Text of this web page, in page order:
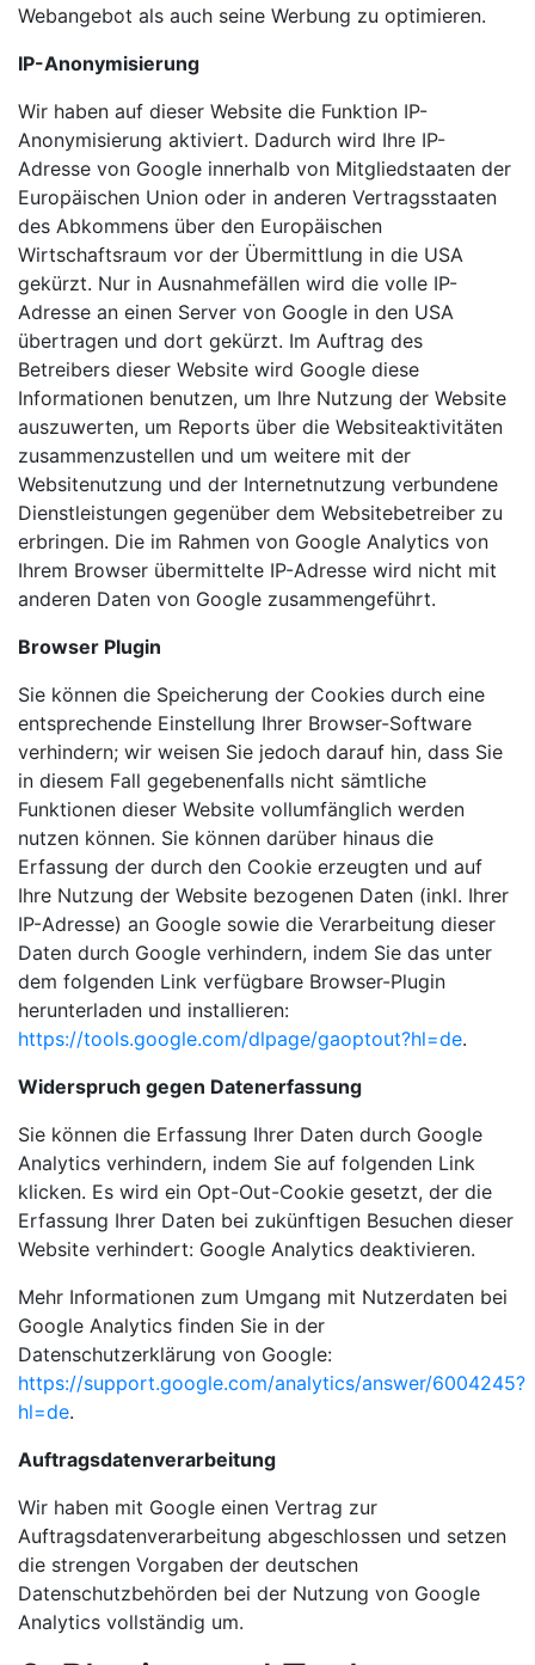
Webangebot als auch seine Werbung zu optimieren.
IP-Anonymisierung
Wir haben auf dieser Website die Funktion IP-
Anonymisierung aktiviert. Dadurch wird Ihre IP-
Adresse von Google innerhalb von Mitgliedstaaten der
Europäischen Union oder in anderen Vertragsstaaten
des Abkommens über den Europäischen
Wirtschaftsraum vor der Übermittlung in die USA
gekürzt. Nur in Ausnahmefällen wird die volle IP-
Adresse an einen Server von Google in den USA
übertragen und dort gekürzt. Im Auftrag des
Betreibers dieser Website wird Google diese
Informationen benutzen, um Ihre Nutzung der Website
auszuwerten, um Reports über die Websiteaktivitäten
zusammenzustellen und um weitere mit der
Websitenutzung und der Internetnutzung verbundene
Dienstleistungen gegenüber dem Websitebetreiber zu
erbringen. Die im Rahmen von Google Analytics von
Ihrem Browser übermittelte IP-Adresse wird nicht mit
anderen Daten von Google zusammengeführt.
Browser Plugin
Sie können die Speicherung der Cookies durch eine
entsprechende Einstellung Ihrer Browser-Software
verhindern; wir weisen Sie jedoch darauf hin, dass Sie
in diesem Fall gegebenenfalls nicht sämtliche
Funktionen dieser Website vollumfänglich werden
nutzen können. Sie können darüber hinaus die
Erfassung der durch den Cookie erzeugten und auf
Ihre Nutzung der Website bezogenen Daten (inkl. Ihrer
IP-Adresse) an Google sowie die Verarbeitung dieser
Daten durch Google verhindern, indem Sie das unter
dem folgenden Link verfügbare Browser-Plugin
herunterladen und installieren:
https://tools.google.com/dlpage/gaoptout?hl=de.
Widerspruch gegen Datenerfassung
Sie können die Erfassung Ihrer Daten durch Google
Analytics verhindern, indem Sie auf folgenden Link
klicken. Es wird ein Opt-Out-Cookie gesetzt, der die
Erfassung Ihrer Daten bei zukünftigen Besuchen dieser
Website verhindert: Google Analytics deaktivieren.
Mehr Informationen zum Umgang mit Nutzerdaten bei
Google Analytics finden Sie in der
Datenschutzerklärung von Google:
https://support.google.com/analytics/answer/6004245?
hl=de.
Auftragsdatenverarbeitung
Wir haben mit Google einen Vertrag zur
Auftragsdatenverarbeitung abgeschlossen und setzen
die strengen Vorgaben der deutschen
Datenschutzbehörden bei der Nutzung von Google
Analytics vollständig um.